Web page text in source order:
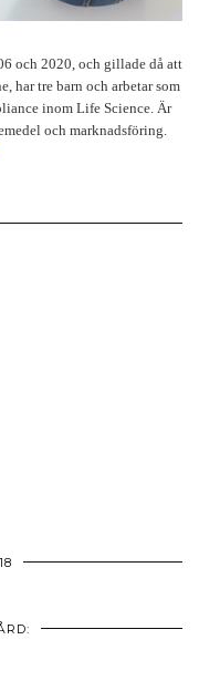
och 2020, och gillade då att
har tre barn och arbetar som
inom Life Science. Är
och marknadsföring.